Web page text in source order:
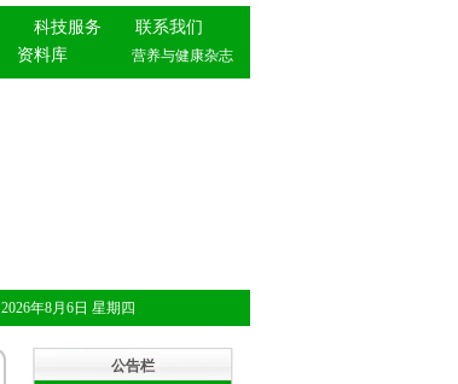
科技服务
联系我们
资料库 营养与健康杂志
2026年8月6日 星期四
公告栏